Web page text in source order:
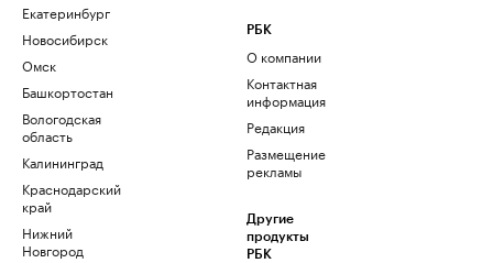
Екатеринбург
Новосибирск
Омск
Башкортостан
Вологодская
область
Калининград
Краснодарский
край
Нижний
Новгород
РБК
О компании
Контактная
информация
Редакция
Размещение
рекламы
Другие
продукты
РБК